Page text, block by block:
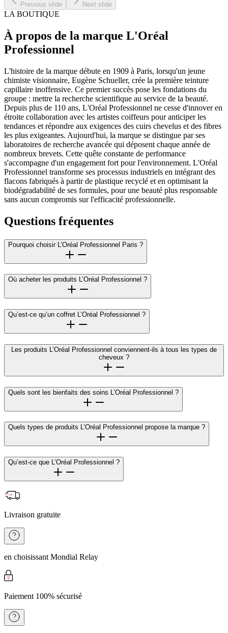
Previous slide Next slide
LA BOUTIQUE
À propos de la marque L'Oréal
Professionnel
L'histoire de la marque débute en 1909 à Paris, lorsqu'un jeune
chimiste visionnaire, Eugène Schueller, crée la première teinture
capillaire inoffensive. Ce premier succès pose les fondations du
groupe : mettre la recherche scientifique au service de la beauté.
Depuis plus de 110 ans, L'Oréal Professionnel ne cesse d'innover en
étroite collaboration avec les artistes coiffeurs pour anticiper les
tendances et répondre aux exigences des cuirs chevelus et des fibres
les plus exigeantes. Aujourd'hui, la marque se distingue par ses
laboratoires de recherche avancée qui déposent chaque année de
nombreux brevets. Cette quête constante de performance
s'accompagne d'un engagement fort pour l'environnement. L'Oréal
Professionnel transforme ses processus industriels en intégrant des
flacons fabriqués à partir de plastique recyclé et en optimisant la
biodégradabilité de ses formules, pour une beauté plus responsable
sans aucun compromis sur l'efficacité professionnelle.
Questions fréquentes
Pourquoi choisir L’Oréal Professionnel Paris ?
Où acheter les produits L’Oréal Professionnel ?
Qu’est-ce qu’un coffret L’Oréal Professionnel ?
Les produits L’Oréal Professionnel conviennent-ils à tous les types de
cheveux ?
Quels sont les bienfaits des soins L’Oréal Professionnel ?
Quels types de produits L’Oréal Professionnel propose la marque ?
Qu’est-ce que L’Oréal Professionnel ?
Livraison gratuite
en choisissant Mondial Relay
Paiement 100% sécurisé